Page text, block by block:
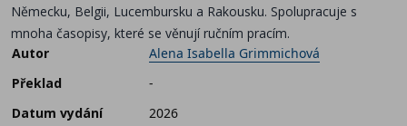
Německu, Belgii, Lucembursku a Rakousku. Spolupracuje s
mnoha časopisy, které se věnují ručním pracím.
Autor
Alena Isabella Grimmichová
Překlad
-
Datum vydání
2026